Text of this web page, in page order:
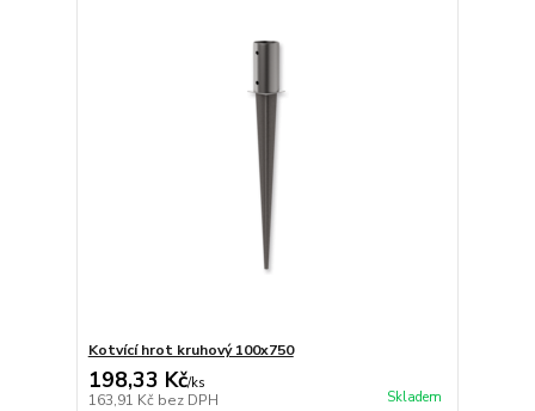
Kotvící hrot kruhový 100x750
198,33 Kč/ks
163,91 Kč bez DPH Skladem